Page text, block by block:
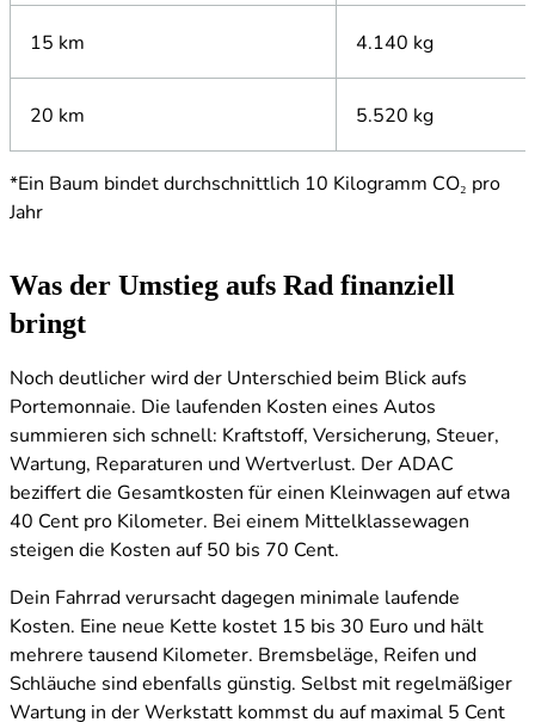
15 km 4.140 kg
20 km 5.520 kg
*Ein Baum bindet durchschnittlich 10 Kilogramm CO₂ pro
Jahr
Was der Umstieg aufs Rad finanziell
bringt
Noch deutlicher wird der Unterschied beim Blick aufs
Portemonnaie. Die laufenden Kosten eines Autos
summieren sich schnell: Kraftstoff, Versicherung, Steuer,
Wartung, Reparaturen und Wertverlust. Der ADAC
beziffert die Gesamtkosten für einen Kleinwagen auf etwa
40 Cent pro Kilometer. Bei einem Mittelklassewagen
steigen die Kosten auf 50 bis 70 Cent.
Dein Fahrrad verursacht dagegen minimale laufende
Kosten. Eine neue Kette kostet 15 bis 30 Euro und hält
mehrere tausend Kilometer. Bremsbeläge, Reifen und
Schläuche sind ebenfalls günstig. Selbst mit regelmäßiger
Wartung in der Werkstatt kommst du auf maximal 5 Cent